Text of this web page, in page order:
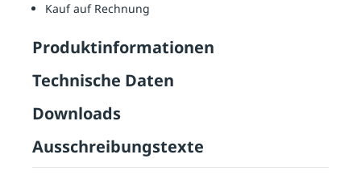
Kauf auf Rechnung
Produktinformationen
Technische Daten
Downloads
Ausschreibungstexte